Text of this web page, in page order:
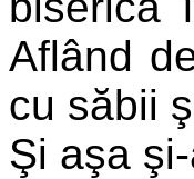
Aflând
cu săbii
Şi aşa